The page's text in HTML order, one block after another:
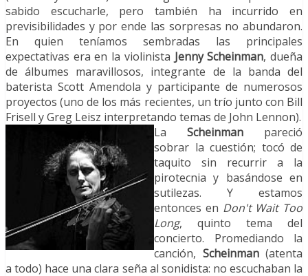
sabido escucharle, pero también ha incurrido en
previsibilidades y por ende las sorpresas no abundaron.
En quien teníamos sembradas las principales
expectativas era en la violinista Jenny Scheinman, dueña
de álbumes maravillosos, integrante de la banda del
baterista Scott Amendola y participante de numerosos
proyectos (uno de los más recientes, un trío junto con Bill
Frisell y Greg Leisz interpretando temas de John Lennon).
La Scheinman pareció
sobrar la cuestión; tocó de
taquito sin recurrir a la
pirotecnia y basándose en
sutilezas. Y estamos
entonces en Don't Wait Too
Long, quinto tema del
concierto. Promediando la
canción, Scheinman(atenta
a todo) hace una clara seña al sonidista: no escuchaban la